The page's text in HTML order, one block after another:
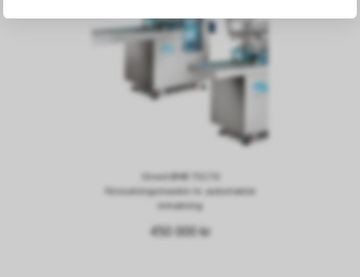
Orved BMB TSC70
förslutningsmaskin m. automatisk
inmatning
450 000 kr